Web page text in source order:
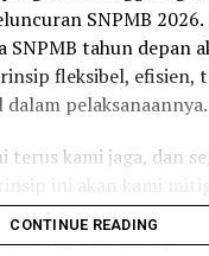
SNPMB
SNPMB tahun depan
fleksibel, efisien,
pelaksanaannya.
kami jaga, dan
Eduart dalam
(16/09/2025).
CONTINUE READING